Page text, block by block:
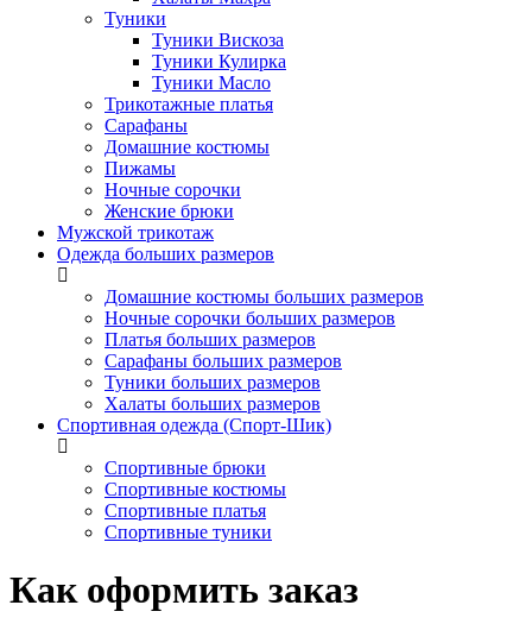
Туники
Туники Вискоза
Туники Кулирка
Туники Масло
Трикотажные платья
Сарафаны
Домашние костюмы
Пижамы
Ночные сорочки
Женские брюки
Мужской трикотаж
Одежда больших размеров
Домашние костюмы больших размеров
Ночные сорочки больших размеров
Платья больших размеров
Сарафаны больших размеров
Туники больших размеров
Халаты больших размеров
Спортивная одежда (Спорт-Шик)
Спортивные брюки
Спортивные костюмы
Спортивные платья
Спортивные туники
Как оформить заказ